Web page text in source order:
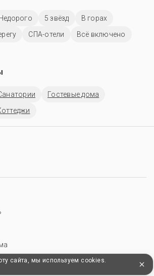
5 звёзд
В горах
СПА-отели
Всё включено
Гостевые дома
сайта, мы используем cookies.